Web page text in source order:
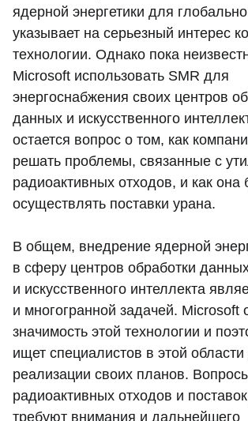
ядерной энергетики для
указывает на серьезный интерес
технологии. Однако пока
Microsoft использовать SMR для
энергоснабжения своих центров
данных и искусственного
остается вопрос о том, как
решать проблемы, связанные с
радиоактивных отходов, и как она
осуществлять поставки урана.
В общем, внедрение ядерной
в сферу центров обработки
и искусственного интеллекта
и многогранной задачей. Microsoft
значимость этой технологии и
ищет специалистов в этой
реализации своих планов.
радиоактивных отходов и
требуют внимания и дальнейшего